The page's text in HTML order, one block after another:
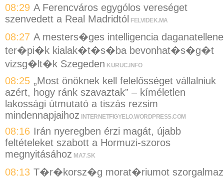
08:29 A Ferencváros egygólos vereséget
szenvedett a Real Madridtól
FELVIDEK.MA
08:27 A mesters�ges intelligencia
ter�pi�k kialak�t�s�ba bevonhat�s�g�t
vizsg�lt�k Szegeden KURUC.INFO
08:25 „Most önöknek kell felelősséget vállalniuk
azért, hogy ránk szavaztak” – kíméletlen
lakossági útmutató a tiszás rezsim
mindennapjaihoz INTERNETFIGYELO.WORDPRESS.COM
08:16 Irán nyeregben érzi magát, újabb
feltételeket szabott a Hormuzi-szoros
megnyitásához MA7.SK
08:13 T�r�korsz�g morat�riumot szorgalmaz